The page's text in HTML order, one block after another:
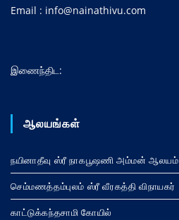
Email : info@nainathivu.com
இணைந்திட:
ஆலயங்கள்
நயினாதீவு ஸ்ரீ நாகபூஷணி அம்மன் ஆலயம்
செம்மணத்தம்புலம் ஸ்ரீ வீரகத்தி விநாயகர்
காட்டுக்கந்தசாமி கோயில்